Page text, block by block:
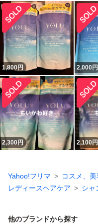
1,800円 2,000円
2,300円 2,100円
Yahoo!フリマ
コスメ、
レディースヘアケア
シャ
他のブランドから探す